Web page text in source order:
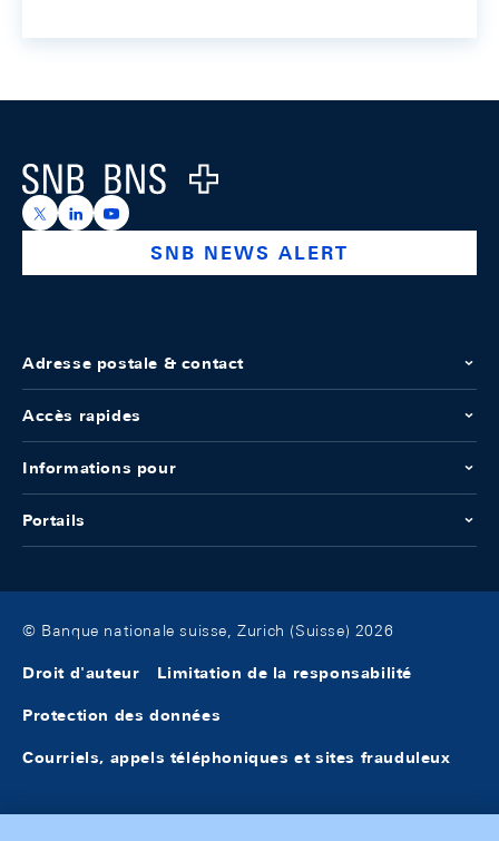
Logo
https://x.com/snb_bns
https://ch.linkedin.com/company/swiss-national-
https://www.youtube.com/@swissnationalbank
SNB NEWS ALERT
Adresse postale & contact
Accès rapides
Informations pour
Portails
© Banque nationale suisse, Zurich (Suisse) 2026
Droit d'auteur Limitation de la responsabilité
Protection des données
Courriels, appels téléphoniques et sites frauduleux